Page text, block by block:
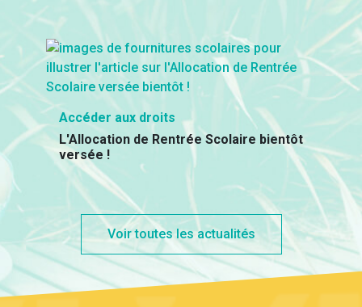
Accéder aux droits
L'Allocation de Rentrée Scolaire bientôt
versée !
Voir toutes les actualités